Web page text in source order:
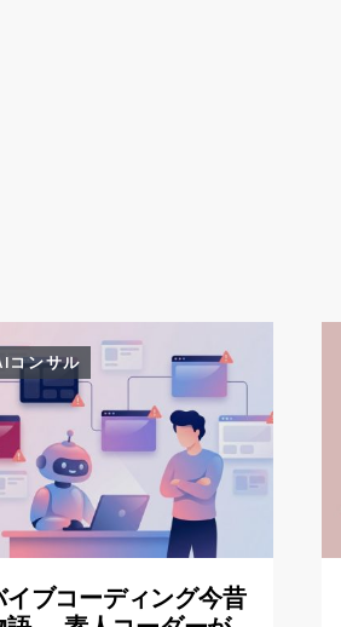
コンサル
イブコーディング今昔